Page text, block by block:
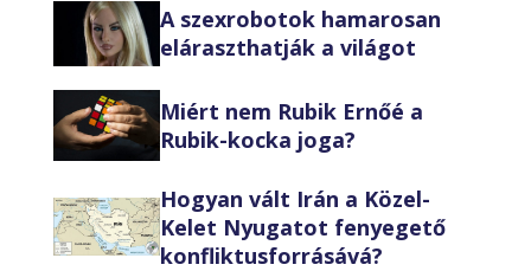
A szexrobotok hamarosan
eláraszthatják a világot
Miért nem Rubik Ernőé a
Rubik-kocka joga?
Hogyan vált Irán a Közel-
Kelet Nyugatot fenyegető
konfliktusforrásává?